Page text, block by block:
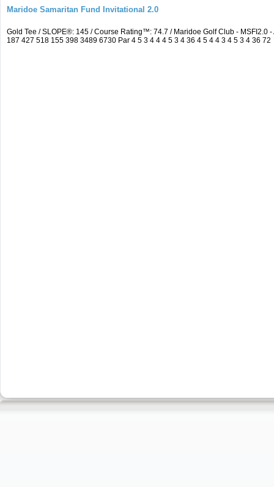
Maridoe Samaritan Fund Invitational 2.0
Gold Tee / SLOPE®: 145 / Course Rating™: 74.7 / Maridoe Golf Club -
187 427 518 155 398 3489 6730 Par 4 5 3 4 4 4 5 3 4 36 4 5 4 4 3 4 5 3 4 36 72